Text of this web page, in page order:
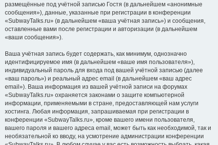
размещённые под учётной записью Гостя (в дальнейшем «анонимные
сообщения»), данные, указанные при регистрации в конференции
«SubwayTalks.ru» (в дальнейшем «ваша учётная запись») и сообщения,
оставленные вами после регистрации и авторизации (в дальнейшем
«ваши сообщения»).
Ваша учётная запись будет содержать, как минимум, однозначно
идентифицируемое имя (в дальнейшем «ваше имя пользователя»),
индивидуальный пароль для входа под вашей учётной записью (далее
«ваш пароль») и реальный адрес email (в дальнейшем «ваш адрес
email»). Ваша информация из вашей учётной записи на форумах
«SubwayTalks.ru» охраняется законами о защите компьютерной
информации, применяемыми в стране, предоставляющей нам услуги
хостинга. Любая информация, запрашиваемая при регистрации в
конференции «SubwayTalks.ru», кроме вашего имени пользователя,
вашего пароля и вашего адреса email, может быть как необходимой, так и
необязательной ко вводу, на усмотрение администрации конференции